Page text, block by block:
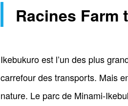
Racines Farm
Ikebukuro est l’un des plus
carrefour des transports. Mais
nature. Le parc de Minami-